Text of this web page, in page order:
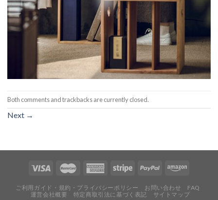
Both comments and trackbacks are currently closed.
Next →
ご利用ガイド・規約・プライバシーポリシー お問い合わせ
FAQ
運営会社概要
特定商取引法に基づく表記 サイトマップ